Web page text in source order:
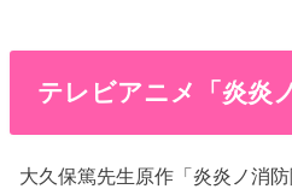
テレビアニメ「炎炎
大久保篤先生原作「炎炎ノ消